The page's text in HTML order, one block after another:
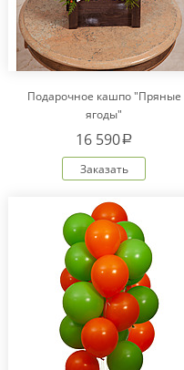
Подарочное кашпо "Пряные
ягоды"
16 590a
Заказать